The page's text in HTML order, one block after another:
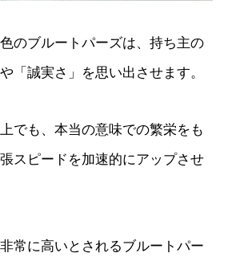
のブルートパーズは、持ち主の
「誠実さ」を思い出させます。
でも、本当の意味での繁栄をも
スピードを加速的にアップさせ
常に高いとされるブルートパー